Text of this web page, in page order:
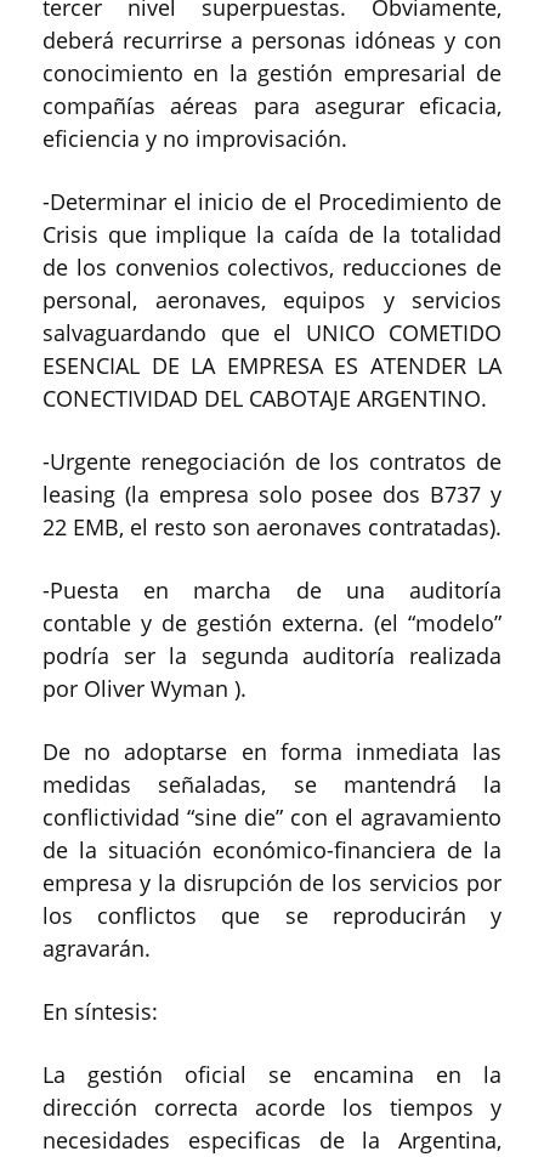
tercer nivel superpuestas. Obviamente,
deberá recurrirse a personas idóneas y con
conocimiento en la gestión empresarial de
compañías aéreas para asegurar eficacia,
eficiencia y no improvisación.
-Determinar el inicio de el Procedimiento de
Crisis que implique la caída de la totalidad
de los convenios colectivos, reducciones de
personal, aeronaves, equipos y servicios
salvaguardando que el UNICO COMETIDO
ESENCIAL DE LA EMPRESA ES ATENDER LA
CONECTIVIDAD DEL CABOTAJE ARGENTINO.
-Urgente renegociación de los contratos de
leasing (la empresa solo posee dos B737 y
22 EMB, el resto son aeronaves contratadas).
-Puesta en marcha de una auditoría
contable y de gestión externa. (el “modelo”
podría ser la segunda auditoría realizada
por Oliver Wyman ).
De no adoptarse en forma inmediata las
medidas señaladas, se mantendrá la
conflictividad “sine die” con el agravamiento
de la situación económico-financiera de la
empresa y la disrupción de los servicios por
los conflictos que se reproducirán y
agravarán.
En síntesis:
La gestión oficial se encamina en la
dirección correcta acorde los tiempos y
necesidades especificas de la Argentina,